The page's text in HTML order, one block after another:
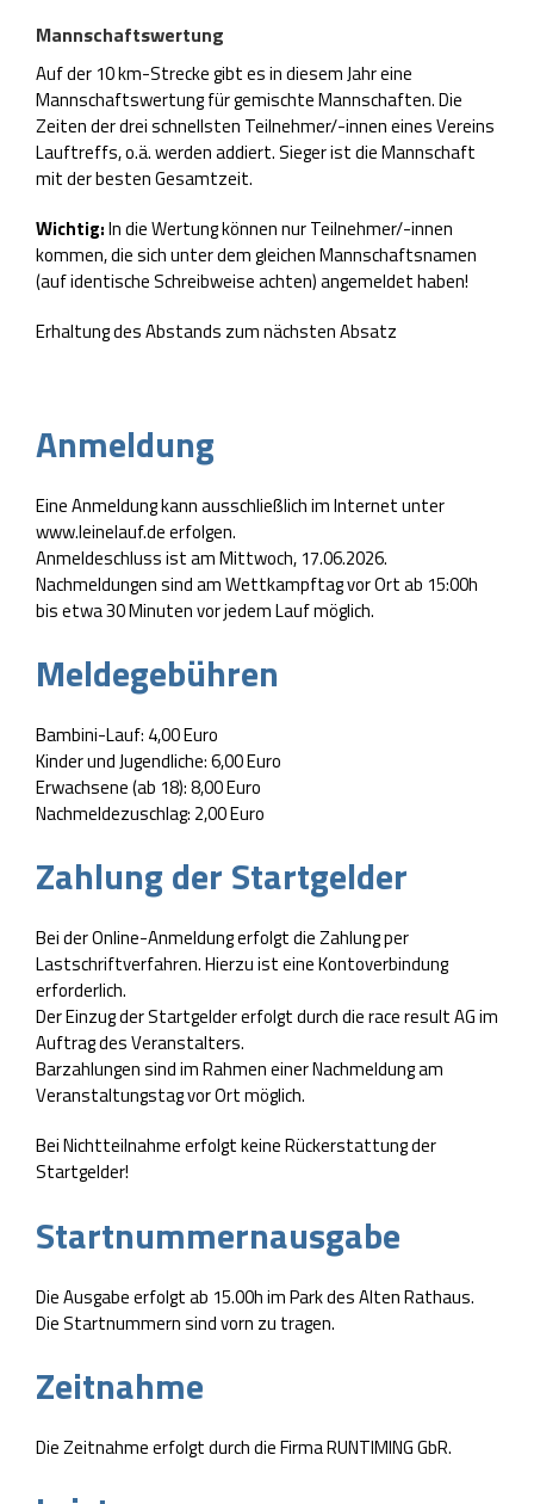
Mannschaftswertung
Auf der 10 km-Strecke gibt es in diesem Jahr eine
Mannschaftswertung für gemischte Mannschaften. Die
Zeiten der drei schnellsten Teilnehmer/-innen eines Vereins
Lauftreffs, o.ä. werden addiert. Sieger ist die Mannschaft
mit der besten Gesamtzeit.
Wichtig:In die Wertung können nur Teilnehmer/-innen
kommen, die sich unter dem gleichen Mannschaftsnamen
(auf identische Schreibweise achten) angemeldet haben!
Erhaltung des Abstands zum nächsten Absatz
Anmeldung
Eine Anmeldung kann ausschließlich im Internet unter
www.leinelauf.de erfolgen.
Anmeldeschluss ist am Mittwoch, 17.06.2026.
Nachmeldungen sind am Wettkampftag vor Ort ab 15:00h
bis etwa 30 Minuten vor jedem Lauf möglich.
Meldegebühren
Bambini-Lauf: 4,00 Euro
Kinder und Jugendliche: 6,00 Euro
Erwachsene (ab 18): 8,00 Euro
Nachmeldezuschlag: 2,00 Euro
Zahlung der Startgelder
Bei der Online-Anmeldung erfolgt die Zahlung per
Lastschriftverfahren. Hierzu ist eine Kontoverbindung
erforderlich.
Der Einzug der Startgelder erfolgt durch die race result AG im
Auftrag des Veranstalters.
Barzahlungen sind im Rahmen einer Nachmeldung am
Veranstaltungstag vor Ort möglich.
Bei Nichtteilnahme erfolgt keine Rückerstattung der
Startgelder!
Startnummernausgabe
Die Ausgabe erfolgt ab 15.00h im Park des Alten Rathaus.
Die Startnummern sind vorn zu tragen.
Zeitnahme
Die Zeitnahme erfolgt durch die Firma RUNTIMING GbR.